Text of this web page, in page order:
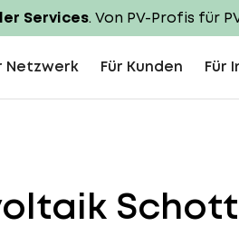
Services. Von PV-Profis für
Netzwerk Für Kunden Für